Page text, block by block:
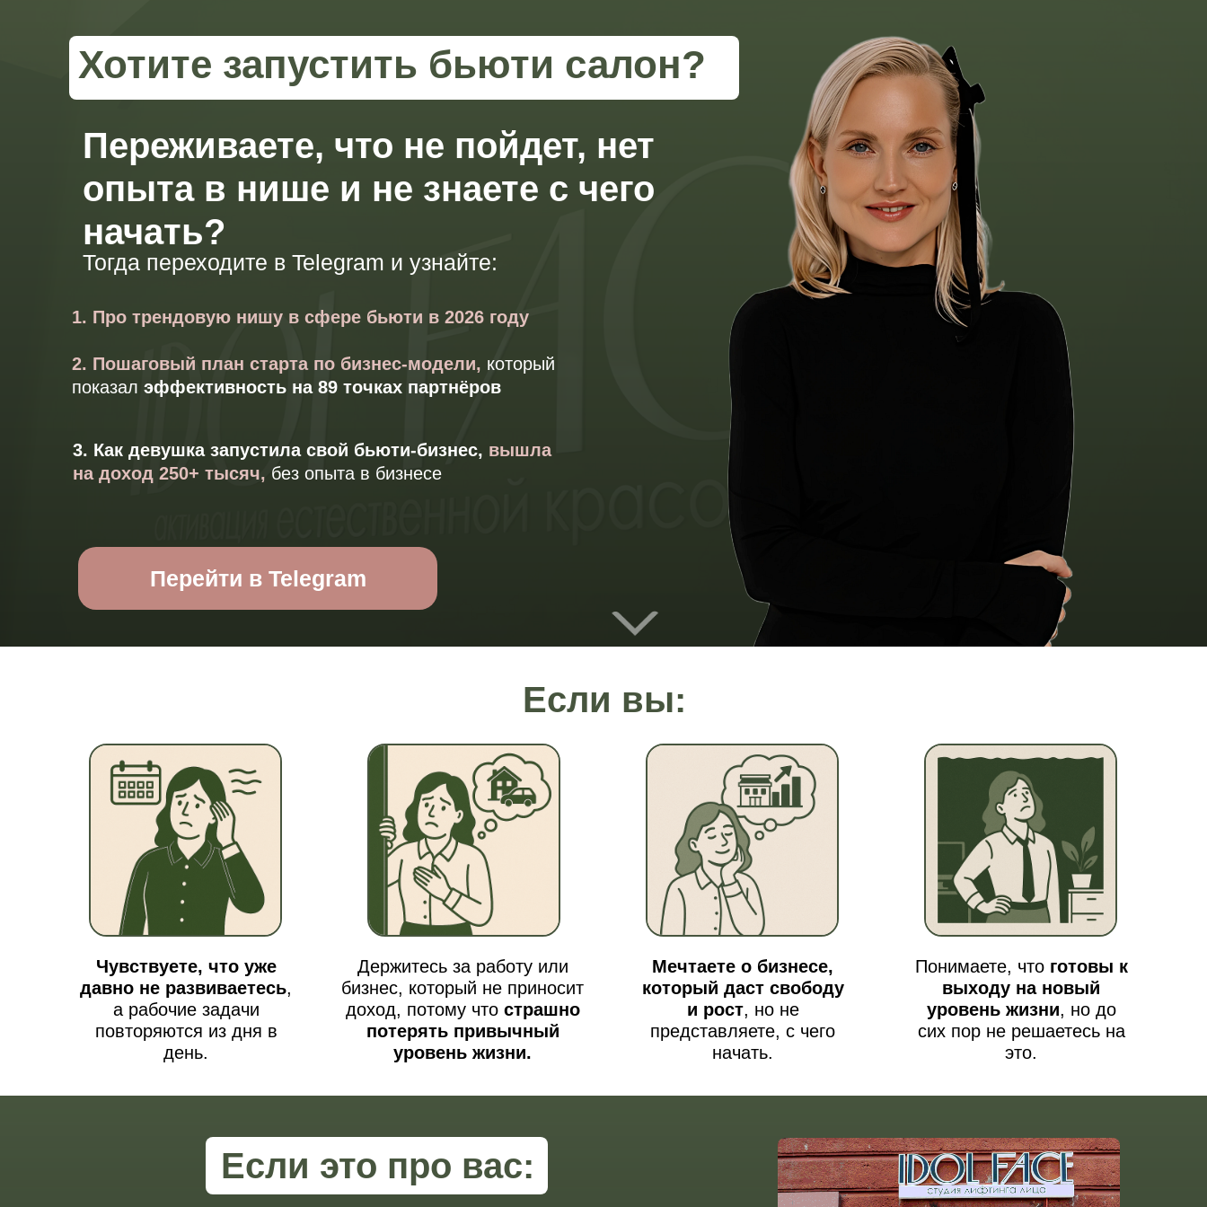
Хотите запустить бьюти салон?
Переживаете, что не пойдет, нет
опыта в нише и не знаете с чего
начать?
Тогда переходите в Telegram и узнайте:
1. Про трендовую нишу в сфере бьюти в 2026 году
2. Пошаговый план старта по бизнес-модели, который
показал эффективность на 89 точках партнёров
3. Как девушка запустила свой бьюти-бизнес, вышла
на доход 250+ тысяч, без опыта в бизнесе
Перейти в Telegram
Если вы:
Чувствуете, что уже
давно не развиваетесь,
а рабочие задачи
повторяются из дня в
день.
Держитесь за работу или
бизнес, который не приносит
доход, потому что страшно
потерять привычный
уровень жизни.
Мечтаете о бизнесе,
который даст свободу
и рост, но не
представляете, с чего
начать.
Понимаете, что готовы к
выходу на новый
уровень жизни, но до
сих пор не решаетесь на
это.
Если это про вас: